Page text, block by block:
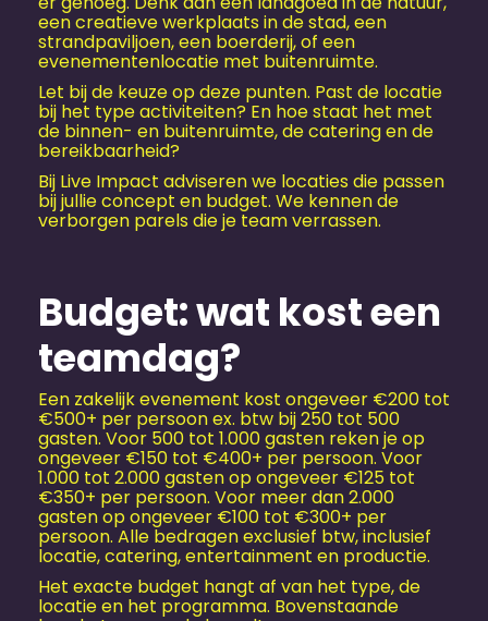
een creatieve werkplaats in de stad, een
strandpaviljoen, een boerderij, of een
evenementen­locatie met buitenruimte.
Let bij de keuze op deze punten. Past de locatie
bij het type activiteiten? En hoe staat het met
de binnen- en buitenruimte, de catering en de
bereikbaarheid?
Bij Live Impact adviseren we locaties die passen
bij jullie concept en budget. We kennen de
verborgen parels die je team verrassen.
Budget: wat kost een
teamdag?
Een zakelijk evenement kost ongeveer €200 tot
€500+ per persoon ex. btw bij 250 tot 500
gasten. Voor 500 tot 1.000 gasten reken je op
ongeveer €150 tot €400+ per persoon. Voor
1.000 tot 2.000 gasten op ongeveer €125 tot
€350+ per persoon. Voor meer dan 2.000
gasten op ongeveer €100 tot €300+ per
persoon. Alle bedragen exclusief btw, inclusief
locatie, catering, entertainment en productie.
Het exacte budget hangt af van het type, de
locatie en het programma. Bovenstaande